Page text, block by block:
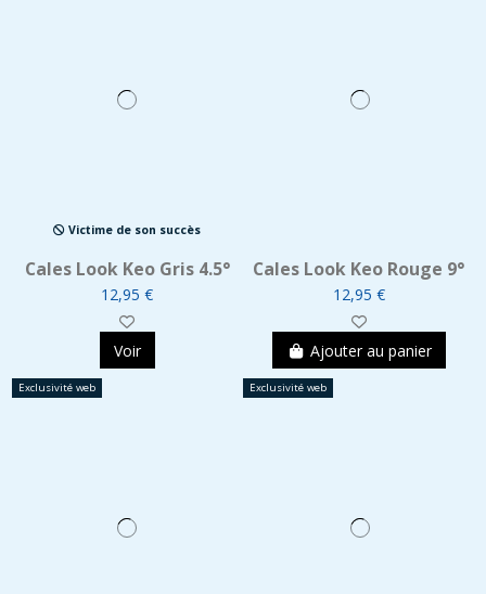
Victime de son succès
Cales Look Keo Gris 4.5°
12,95 €
Voir
Cales Look Keo Rouge 9°
12,95 €
Ajouter au panier
Exclusivité web Exclusivité web